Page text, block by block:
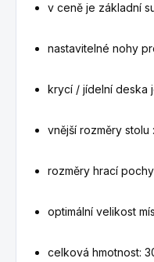
v ceně je základní
nastavitelné nohy
krycí / jídelní deska
vnější rozměry stolu :
rozměry hrací
optimální velikost
celková hmotnost: